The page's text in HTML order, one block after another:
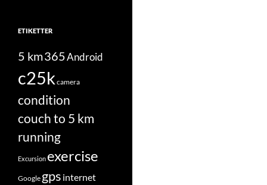
ETIKETTER
5 km365Android
c25k camera
condition
couch to 5 km
running
Excursion exercise
Google gps internet